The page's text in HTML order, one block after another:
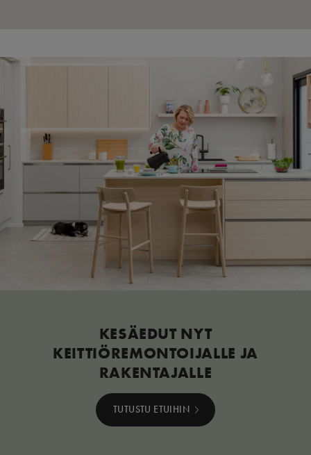
KESÄEDUT NYT
KEITTIÖREMONTOIJALLE JA
RAKENTAJALLE
TUTUSTU ETUIHIN